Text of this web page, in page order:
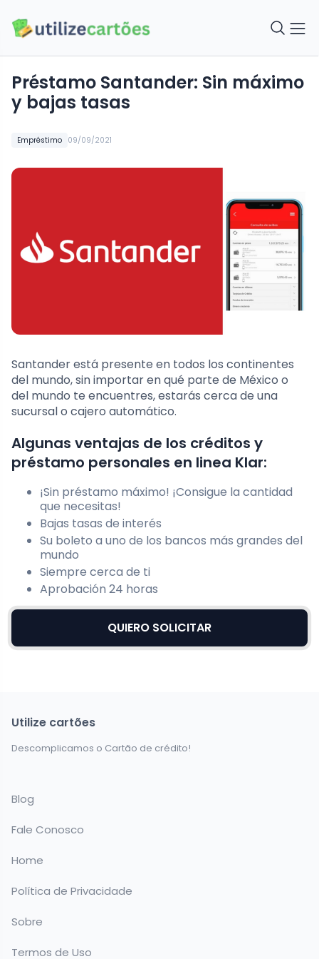
Empréstimo 09/09/2021
Préstamo Santander: Sin máximo
y bajas tasas
Santander está presente en todos los continentes
del mundo, sin importar en qué parte de México o
del mundo te encuentres, estarás cerca de una
sucursal o cajero automático.
Algunas ventajas de los créditos y
préstamo personales en linea Klar:
¡Sin préstamo máximo! ¡Consigue la cantidad
que necesitas!
Bajas tasas de interés
Su boleto a uno de los bancos más grandes del
mundo
Siempre cerca de ti
Aprobación 24 horas
QUIERO SOLICITAR
Utilize cartões
Descomplicamos o Cartão de crédito!
Blog
Fale Conosco
Home
Política de Privacidade
Sobre
Termos de Uso